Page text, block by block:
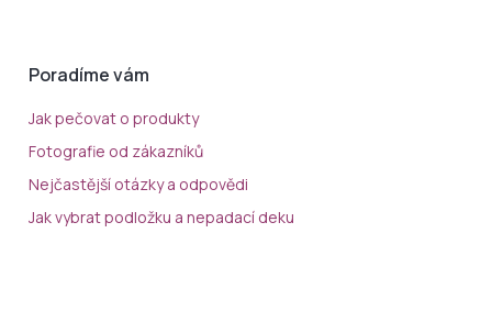
Poradíme vám
Jak pečovat o produkty
Fotografie od zákazníků
Nejčastější otázky a odpovědi
Jak vybrat podložku a nepadací deku